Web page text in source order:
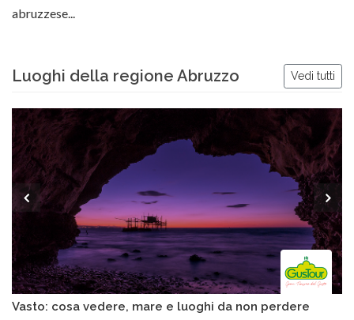
abruzzese...
Luoghi della regione Abruzzo Vedi tutti
Vasto: cosa vedere, mare e luoghi da non perdere